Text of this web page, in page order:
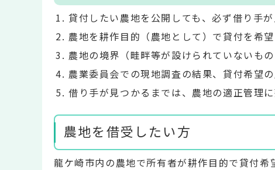
貸付したい農地を公開しても、必ず借り手
農地を耕作目的（農地として）で貸付を希望
農地の境界（畦畔等が設けられていないも
農業委員会での現地調査の結果、貸付希望
借り手が見つかるまでは、農地の適正管理に
農地を借受したい方
龍ケ崎市内の農地で所有者が耕作目的で貸付